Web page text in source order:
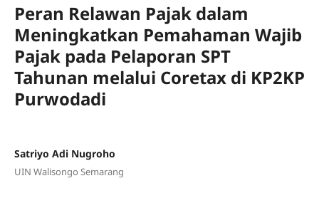
Peran Relawan Pajak dalam
Meningkatkan Pemahaman Wajib
Pajak pada Pelaporan SPT
Tahunan melalui Coretax di KP2KP
Purwodadi
Satriyo Adi Nugroho
UIN Walisongo Semarang